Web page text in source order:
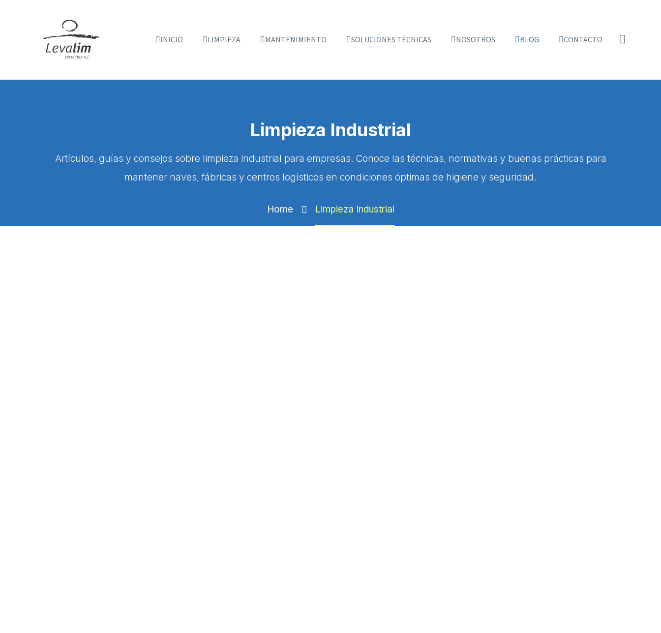
INICIO LIMPIEZA MANTENIMIENTO SOLUCIONES TÉCNICAS NOSOTROS BLOG CONTACTO
Limpieza Industrial
Artículos, guías y consejos sobre limpieza industrial para empresas. Conoce las técnicas, normativas y buenas prácticas para
mantener naves, fábricas y centros logísticos en condiciones óptimas de higiene y seguridad.
Home Limpieza Industrial